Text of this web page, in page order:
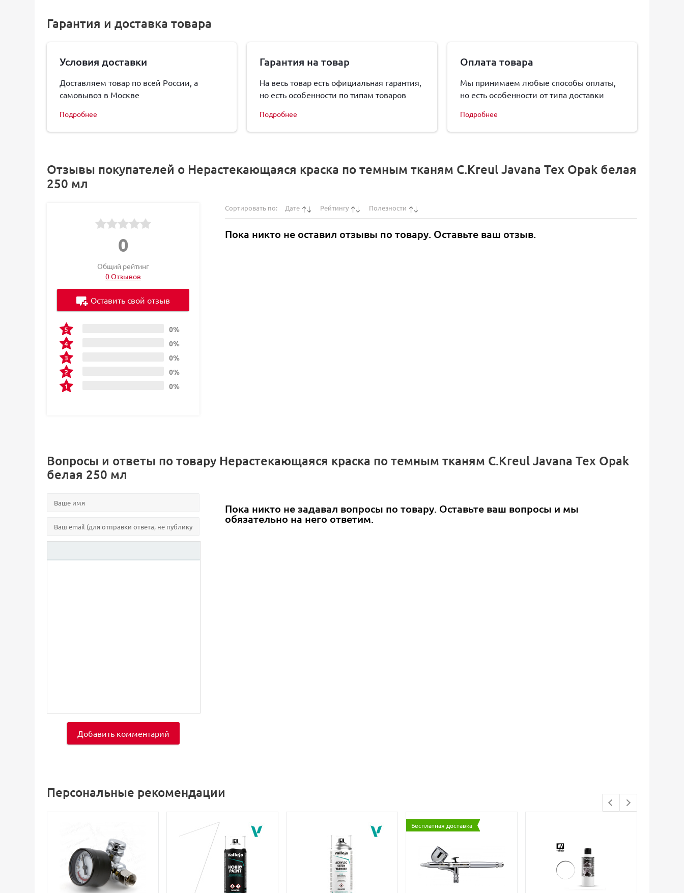
Гарантия и доставка товара
Условия доставки
Доставляем товар по всей России, а
самовывоз в Москве
Подробнее
Гарантия на товар
На весь товар есть официальная гарантия,
но есть особенности по типам товаров
Подробнее
Оплата товара
Мы принимаем любые способы оплаты,
но есть особенности от типа доставки
Подробнее
Отзывы покупателей о Нерастекающаяся краска по темным тканям C.Kreul Javana Tex Opak белая
250 мл
0
Общий рейтинг
0 Отзывов
0%
0%
0%
0%
0%
Оставить свой отзыв
Сортировать по: Дате Рейтингу Полезности
Пока никто не оставил отзывы по товару. Оставьте ваш отзыв.
Вопросы и ответы по товару Нерастекающаяся краска по темным тканям C.Kreul Javana Tex Opak
белая 250 мл
Добавить комментарий
Пока никто не задавал вопросы по товару. Оставьте ваш вопросы и мы
обязательно на него ответим.
Персональные рекомендации
Бесплатная доставка